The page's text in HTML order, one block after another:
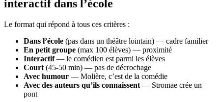
interactif dans l’école
Le format qui répond à tous ces critères :
Dans l’école (pas dans un théâtre lointain) — cadre familier
En petit groupe (max 100 élèves) — proximité
Interactif— le comédien est parmi les élèves
Court (45-50 min) — pas de décrochage
Avec humour — Molière, c’est de la comédie
Avec des auteurs qu’ils connaissent — Stromae crée un
pont